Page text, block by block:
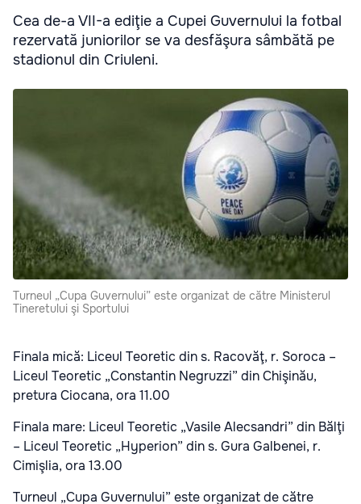
Cea de-a VII-a ediţie a Cupei Guvernului la fotbal
rezervată juniorilor se va desfăşura sâmbătă pe
stadionul din Criuleni.
Turneul „Cupa Guvernului” este organizat de către Ministerul
Tineretului şi Sportului
Finala mică: Liceul Teoretic din s. Racovăţ, r. Soroca –
Liceul Teoretic „Constantin Negruzzi” din Chişinău,
pretura Ciocana, ora 11.00
Finala mare: Liceul Teoretic „Vasile Alecsandri” din Bălţi
– Liceul Teoretic „Hyperion” din s. Gura Galbenei, r.
Cimişlia, ora 13.00
Turneul „Cupa Guvernului” este organizat de către